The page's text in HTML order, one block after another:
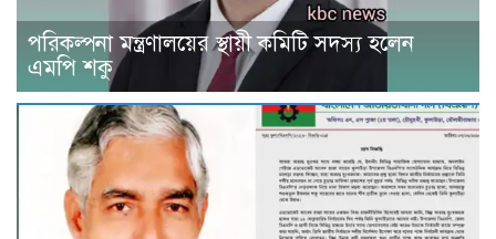
পরিকল্পনা মন্ত্রণালয়ের স্থায়ী কমিটি সদস্য হলেন
এমপি শকু